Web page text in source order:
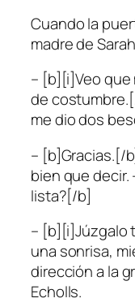
Cuando la
madre de
– [b][i]Veo que
de
me dio dos
– [b]Gracias.[/
bien que decir.
lista?[/b]
– [b][i]Júzgalo
una sonrisa,
dirección a la
Echolls.